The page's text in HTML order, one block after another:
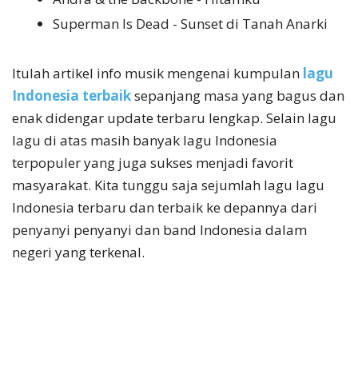
Superman Is Dead - Sunset di Tanah Anarki
Itulah artikel info musik mengenai kumpulan lagu
Indonesia terbaiksepanjang masa yang bagus dan
enak didengar update terbaru lengkap. Selain lagu
lagu di atas masih banyak lagu Indonesia
terpopuler yang juga sukses menjadi favorit
masyarakat. Kita tunggu saja sejumlah lagu lagu
Indonesia terbaru dan terbaik ke depannya dari
penyanyi penyanyi dan band Indonesia dalam
negeri yang terkenal.